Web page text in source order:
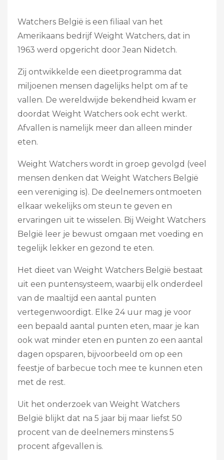
Watchers België is een filiaal van het
Amerikaans bedrijf Weight Watchers, dat in
1963 werd opgericht door Jean Nidetch.
Zij ontwikkelde een dieetprogramma dat
miljoenen mensen dagelijks helpt om af te
vallen. De wereldwijde bekendheid kwam er
doordat Weight Watchers ook echt werkt.
Afvallen is namelijk meer dan alleen minder
eten.
Weight Watchers wordt in groep gevolgd (veel
mensen denken dat Weight Watchers België
een vereniging is). De deelnemers ontmoeten
elkaar wekelijks om steun te geven en
ervaringen uit te wisselen. Bij Weight Watchers
België leer je bewust omgaan met voeding en
tegelijk lekker en gezond te eten.
Het dieet van Weight Watchers België bestaat
uit een puntensysteem, waarbij elk onderdeel
van de maaltijd een aantal punten
vertegenwoordigt. Elke 24 uur mag je voor
een bepaald aantal punten eten, maar je kan
ook wat minder eten en punten zo een aantal
dagen opsparen, bijvoorbeeld om op een
feestje of barbecue toch mee te kunnen eten
met de rest.
Uit het onderzoek van Weight Watchers
België blijkt dat na 5 jaar bij maar liefst 50
procent van de deelnemers minstens 5
procent afgevallen is.